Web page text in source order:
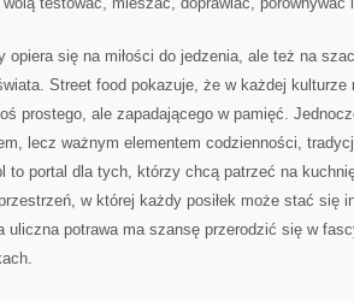
opiera się na miłości do jedzenia, ale też na
Street food pokazuje, że w każdej
prostego, ale zapadającego w pamięć.
lecz ważnym elementem codzienności,
to portal dla tych, którzy chcą patrzeć na
w której każdy posiłek może stać się
uliczna potrawa ma szansę przerodzić się w